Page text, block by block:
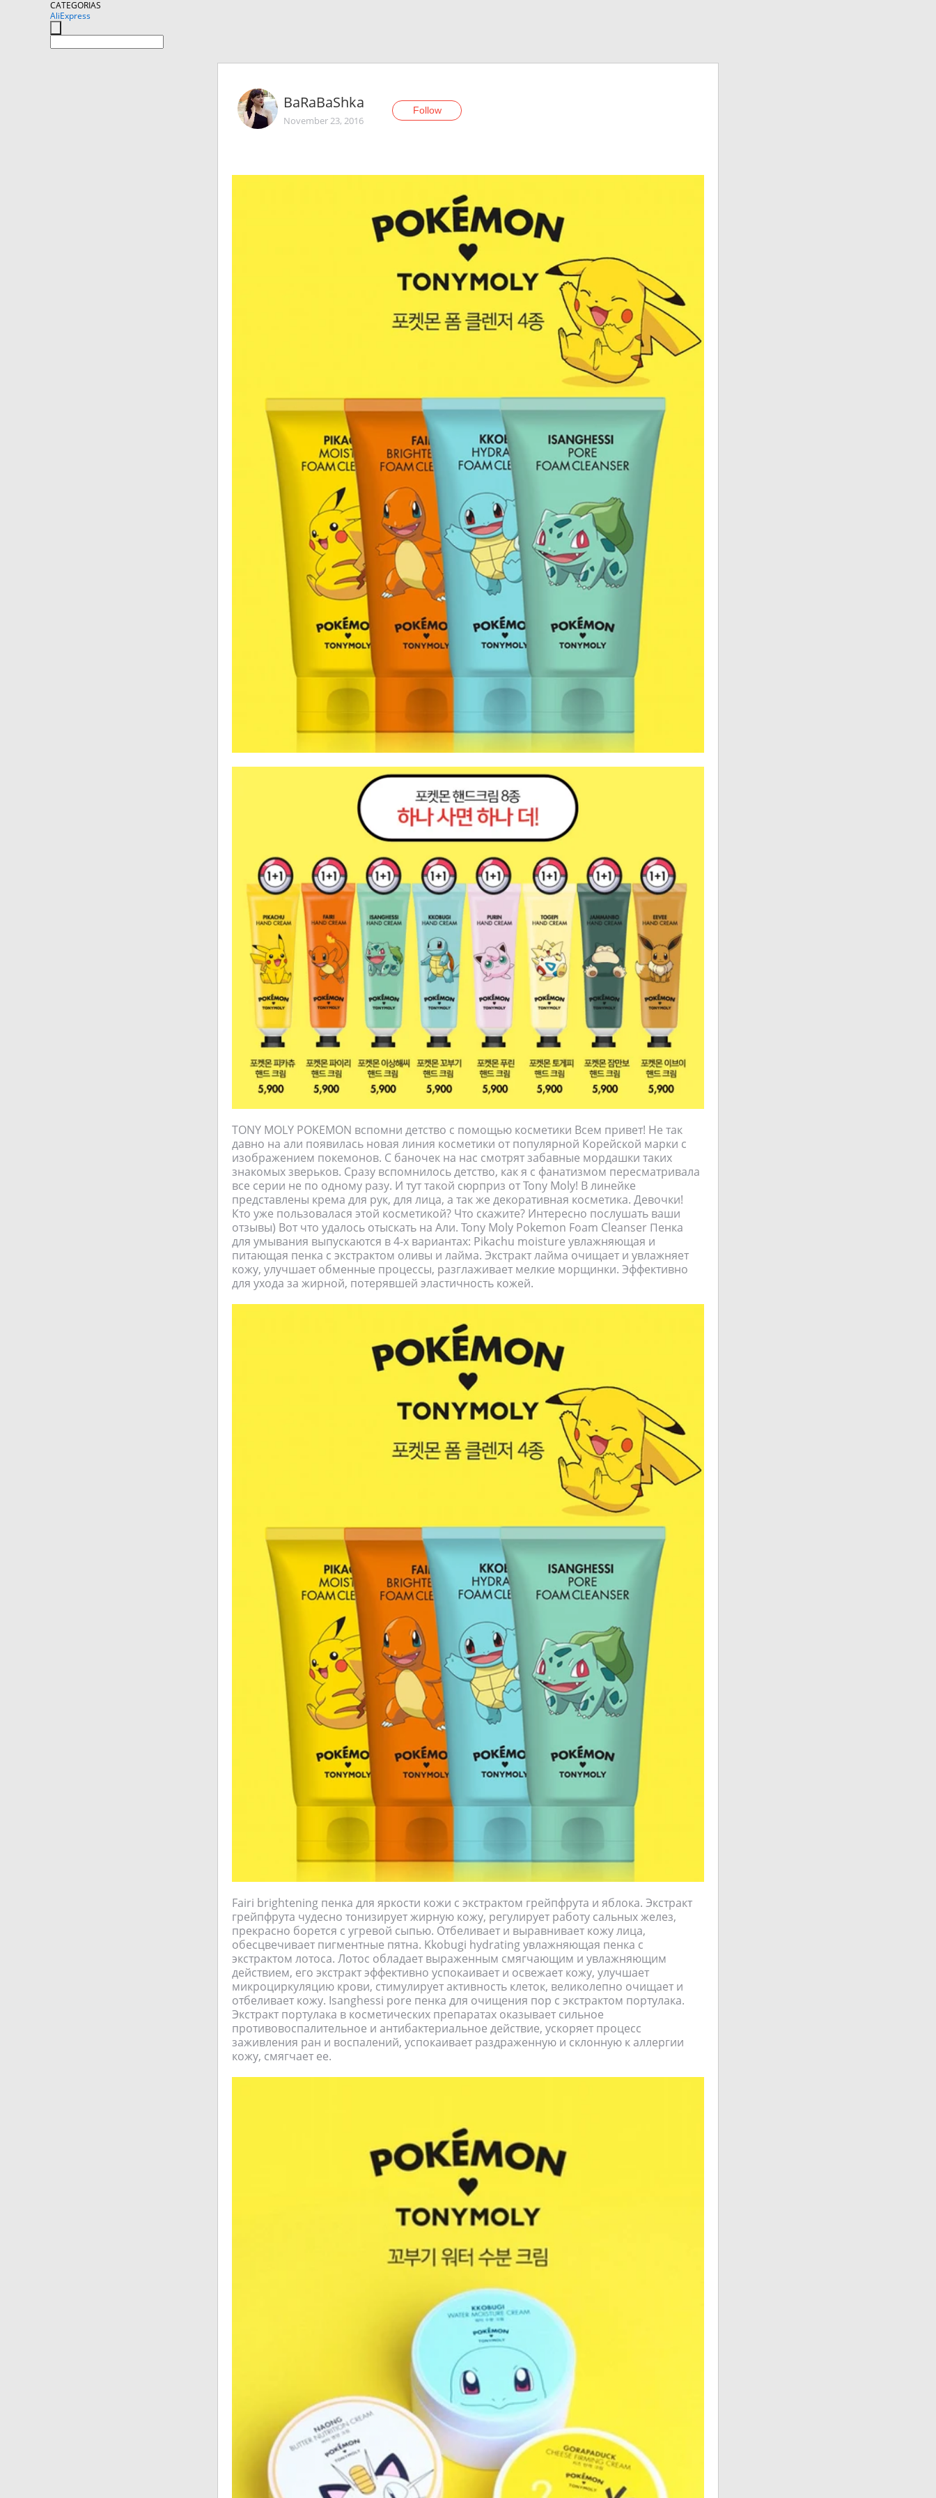
CATEGORIAS
AliExpress
BаRaBaShka
November 23, 2016
Follow
TONY MOLY POKEMON вспомни детство с помощью косметики Всем привет! Не так
давно на али появилась новая линия косметики от популярной Корейской марки с
изображением покемонов. С баночек на нас смотрят забавные мордашки таких
знакомых зверьков. Сразу вспомнилось детство, как я с фанатизмом пересматривала
все серии не по одному разу. И тут такой сюрприз от Tony Moly! В линейке
представлены крема для рук, для лица, а так же декоративная косметика. Девочки!
Кто уже пользовалася этой косметикой? Что скажите? Интересно послушать ваши
отзывы) Вот что удалось отыскать на Али. Tony Moly Pokemon Foam Cleanser Пенка
для умывания выпускаются в 4-х вариантах: Pikachu moisture увлажняющая и
питающая пенка с экстрактом оливы и лайма. Экстракт лайма очищает и увлажняет
кожу, улучшает обменные процессы, разглаживает мелкие морщинки. Эффективно
для ухода за жирной, потерявшей эластичность кожей.
Fairi brightening пенка для яркости кожи с экстрактом грейпфрута и яблока. Экстракт
грейпфрута чудесно тонизирует жирную кожу, регулирует работу сальных желез,
прекрасно борется с угревой сыпью. Отбеливает и выравнивает кожу лица,
обесцвечивает пигментные пятна. Kkobugi hydrating увлажняющая пенка с
экстрактом лотоса. Лотос обладает выраженным смягчающим и увлажняющим
действием, его экстракт эффективно успокаивает и освежает кожу, улучшает
микроциркуляцию крови, стимулирует активность клеток, великолепно очищает и
отбеливает кожу. Isanghessi pore пенка для очищения пор с экстрактом портулака.
Экстракт портулака в косметических препаратах оказывает сильное
противовоспалительное и антибактериальное действие, ускоряет процесс
заживления ран и воспалений, успокаивает раздраженную и склонную к аллергии
кожу, смягчает ее.